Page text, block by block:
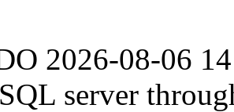
2026-08-06
server